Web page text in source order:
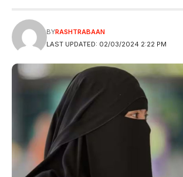
LAST UPDATED: 02/03/2024 2:22 PM
BYRASHTRABAAN